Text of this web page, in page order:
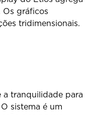
Os gráficos
tridimensionais.
a tranquilidade para
sistema é um